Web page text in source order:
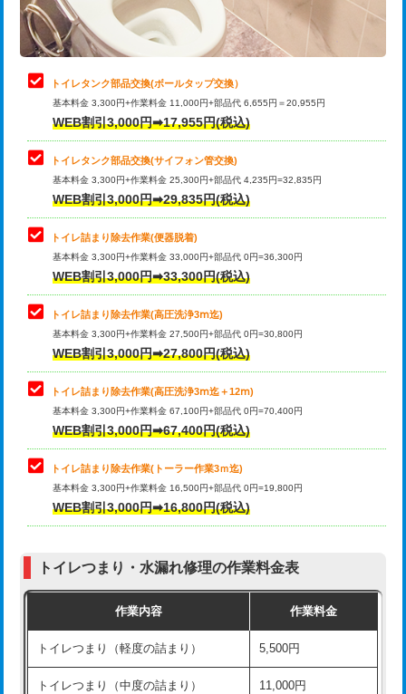
トイレタンク部品交換(ボールタップ交換）
基本料金 3,300円+作業料金 11,000円+部品代 6,655円＝20,955円
WEB割引3,000円➡17,955円(税込)
トイレタンク部品交換(サイフォン管交換)
基本料金 3,300円+作業料金 25,300円+部品代 4,235円=32,835円
WEB割引3,000円➡29,835円(税込)
トイレ詰まり除去作業(便器脱着)
基本料金 3,300円+作業料金 33,000円+部品代 0円=36,300円
WEB割引3,000円➡33,300円(税込)
トイレ詰まり除去作業(高圧洗浄3ⅿ迄)
基本料金 3,300円+作業料金 27,500円+部品代 0円=30,800円
WEB割引3,000円➡27,800円(税込)
トイレ詰まり除去作業(高圧洗浄3ⅿ迄＋12ⅿ)
基本料金 3,300円+作業料金 67,100円+部品代 0円=70,400円
WEB割引3,000円➡67,400円(税込)
トイレ詰まり除去作業(トーラー作業3ｍ迄)
基本料金 3,300円+作業料金 16,500円+部品代 0円=19,800円
WEB割引3,000円➡16,800円(税込)
トイレつまり・水漏れ修理の作業料金表
作業内容 作業料金
トイレつまり（軽度の詰まり） 5,500円
トイレつまり（中度の詰まり） 11,000円